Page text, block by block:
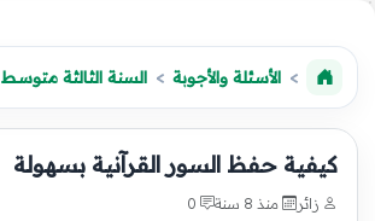
الأسئلة والأجوبة السنة الثالثة متوسط
كيفية حفظ السور القرآنية بسهولة
زائر منذ 8 سنة